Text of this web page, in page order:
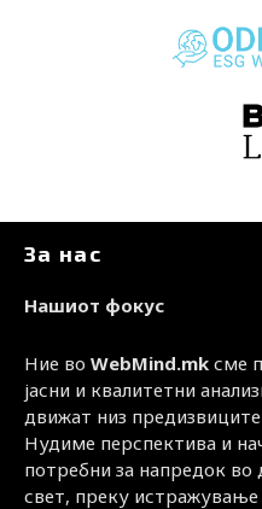
За нас
Нашиот фокус
Ние во WebMind.mk сме
јасни и квалитетни
движат низ
Нудиме перспектива и
потребни за напредок
свет, преку истражување